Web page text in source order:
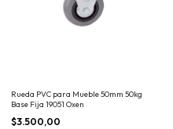
Rueda PVC para Mueble 50mm 50kg
Base Fija 19051 Oxen
$3.500,00